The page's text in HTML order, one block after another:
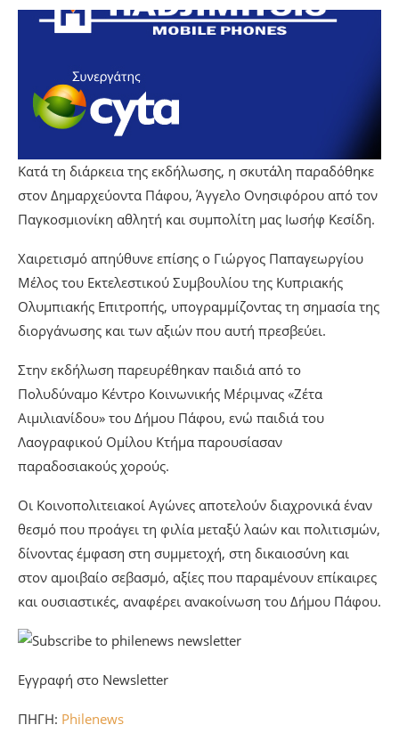
Κατά τη διάρκεια της εκδήλωσης, η σκυτάλη παραδόθηκε
στον Δημαρχεύοντα Πάφου, Άγγελο Ονησιφόρου από τον
Παγκοσμιονίκη αθλητή και συμπολίτη μας Ιωσήφ Κεσίδη.
Χαιρετισμό απηύθυνε επίσης ο Γιώργος Παπαγεωργίου
Μέλος του Εκτελεστικού Συμβουλίου της Κυπριακής
Ολυμπιακής Επιτροπής, υπογραμμίζοντας τη σημασία της
διοργάνωσης και των αξιών που αυτή πρεσβεύει.
Στην εκδήλωση παρευρέθηκαν παιδιά από το
Πολυδύναμο Κέντρο Κοινωνικής Μέριμνας «Ζέτα
Αιμιλιανίδου» του Δήμου Πάφου, ενώ παιδιά του
Λαογραφικού Ομίλου Κτήμα παρουσίασαν
παραδοσιακούς χορούς.
Οι Κοινοπολιτειακοί Αγώνες αποτελούν διαχρονικά έναν
θεσμό που προάγει τη φιλία μεταξύ λαών και πολιτισμών,
δίνοντας έμφαση στη συμμετοχή, στη δικαιοσύνη και
στον αμοιβαίο σεβασμό, αξίες που παραμένουν επίκαιρες
και ουσιαστικές, αναφέρει ανακοίνωση του Δήμου Πάφου.
Εγγραφή στο Newsletter
ΠΗΓΗ: Philenews